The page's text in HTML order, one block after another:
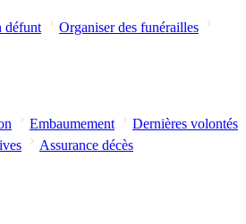
défunt
Organiser des funérailles
Embaumement
Dernières volontés
Assurance décès